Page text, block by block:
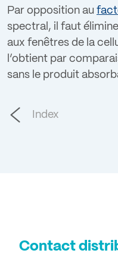
Par opposition au
spectral, il faut
aux fenêtres de la
l’obtient par
sans le produit
Index
Contact